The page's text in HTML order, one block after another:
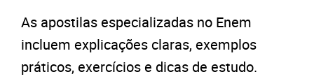
As apostilas especializadas no Enem
incluem explicações claras, exemplos
práticos, exercícios e dicas de estudo.